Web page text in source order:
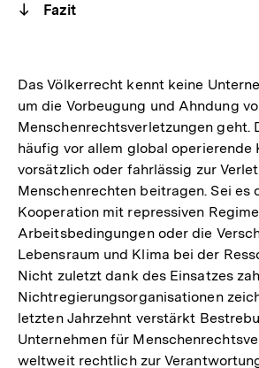
Fazit
Das Völkerrecht kennt keine
um die Vorbeugung und Ahndung
Menschenrechtsverletzungen geht.
häufig vor allem global operierende
vorsätzlich oder fahrlässig zur
Menschenrechten beitragen. Sei es
Kooperation mit repressiven
Arbeitsbedingungen oder die
Lebensraum und Klima bei der
Nicht zuletzt dank des Einsatzes
Nichtregierungsorganisationen
letzten Jahrzehnt verstärkt
Unternehmen für
weltweit rechtlich zur